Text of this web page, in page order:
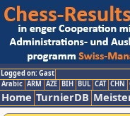
Logged on: Gast
Arabic ARM AZE BIH BUL CAT CHN
Home TurnierDB